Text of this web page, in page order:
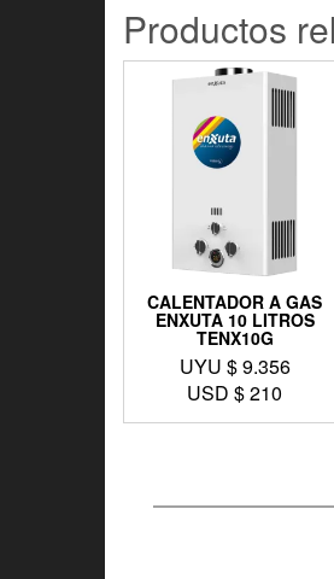
Productos
CALENTADOR A GAS
ENXUTA 10 LITROS
TENX10G
UYU $9.356
USD $210